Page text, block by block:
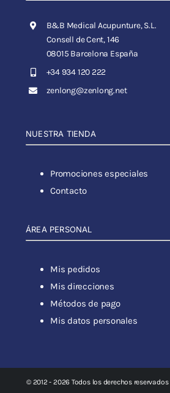
B&B Medical Acupunture, S.L.
Consell de Cent, 146
08015 Barcelona España
+34 934 120 222
zenlong@zenlong.net
NUESTRA TIENDA
Promociones especiales
Contacto
ÁREA PERSONAL
Mis pedidos
Mis direcciones
Métodos de pago
Mis datos personales
© 2012 - 2026 Todos los derechos reservados